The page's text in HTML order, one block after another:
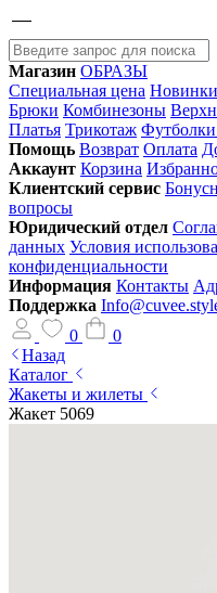
Магазин ОБРАЗЫ
Специальная цена Новинки
Брюки Комбинезоны
Платья Трикотаж
Помощь Возврат Оплата
Аккаунт Корзина
Клиентский сервис
вопросы
Юридический отдел
данных Условия
конфиденциальности
Информация Контакты
Поддержка
0
0
Назад
Каталог
Жакеты и жилеты
Жакет 5069